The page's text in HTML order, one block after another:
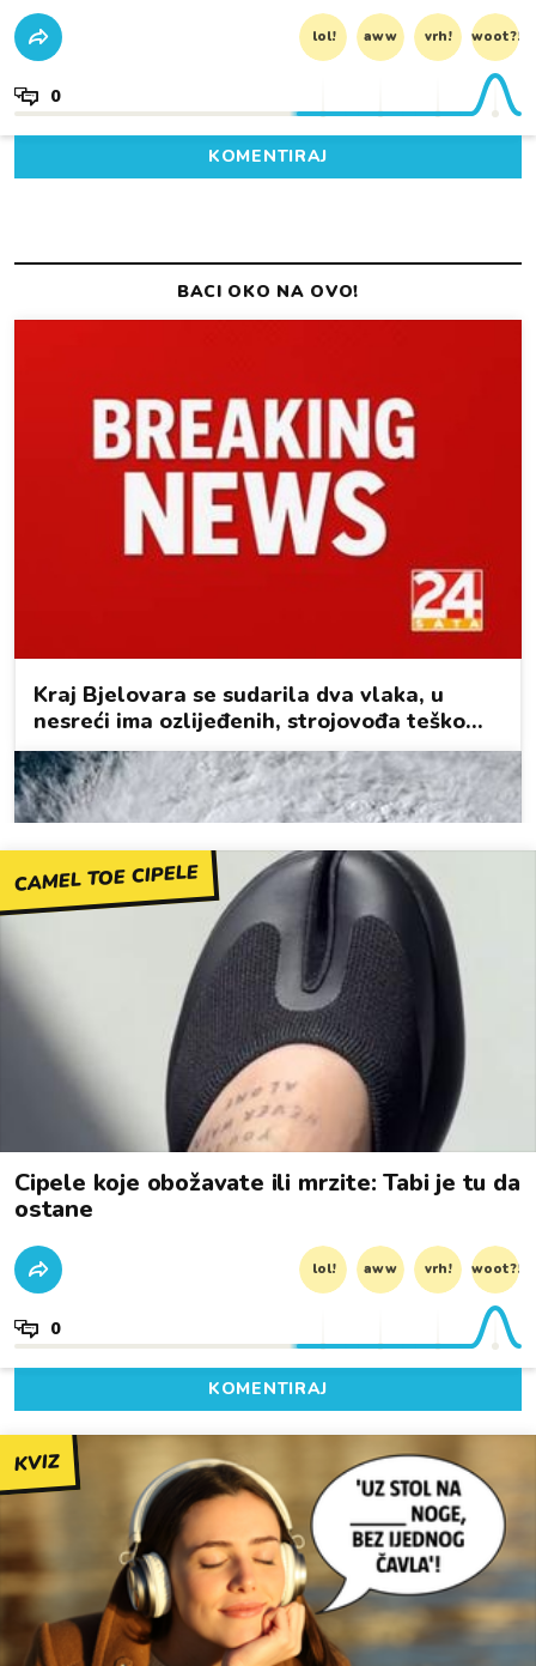
lol! aww vrh! woot?!
0
KOMENTIRAJ
CAMEL TOE CIPELE
Cipele koje obožavate ili mrzite: Tabi je tu da
ostane
lol! aww vrh! woot?!
0
KOMENTIRAJ
KVIZ